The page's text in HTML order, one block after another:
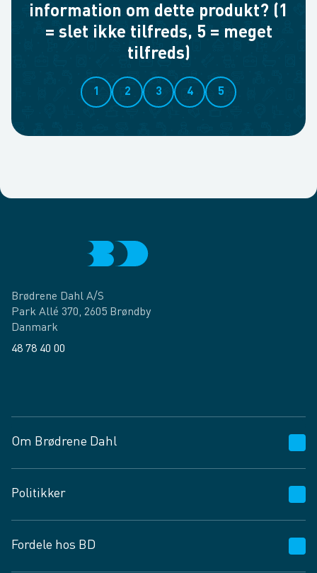
information om dette produkt? (1
= slet ikke tilfreds, 5 = meget
tilfreds)
1 2 3 4 5
Brødrene Dahl A/S
Park Allé 370, 2605 Brøndby
Danmark
48 78 40 00
Om Brødrene Dahl
Vagttelefon 30 10 89 89
Spørgsmål og svar
Job og karriere
Politikker
Privatlivspolitik
Fordele hos BD